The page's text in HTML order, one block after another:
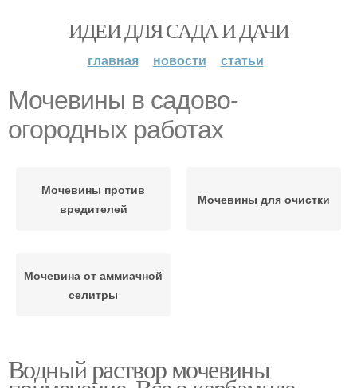
ИДЕИ ДЛЯ САДА И ДАЧИ
главная новости статьи
Мочевины в садово-
огородных работах
Мочевины против
вредителей
Мочевины для очистки
Мочевина от аммиачной
селитры
Водный раствор мочевины